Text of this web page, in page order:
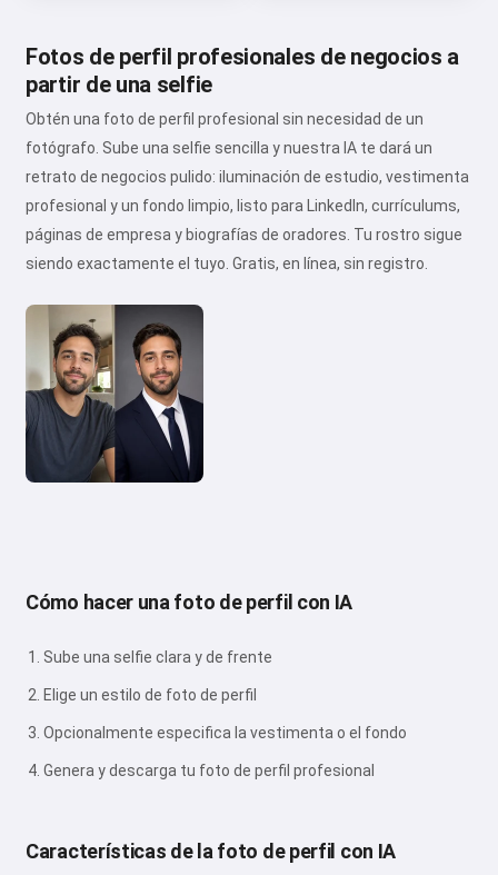
Fotos de perfil profesionales de negocios a
partir de una selfie
Obtén una foto de perfil profesional sin necesidad de un
fotógrafo. Sube una selfie sencilla y nuestra IA te dará un
retrato de negocios pulido: iluminación de estudio, vestimenta
profesional y un fondo limpio, listo para LinkedIn, currículums,
páginas de empresa y biografías de oradores. Tu rostro sigue
siendo exactamente el tuyo. Gratis, en línea, sin registro.
Cómo hacer una foto de perfil con IA
Sube una selfie clara y de frente
Elige un estilo de foto de perfil
Opcionalmente especifica la vestimenta o el fondo
Genera y descarga tu foto de perfil profesional
Características de la foto de perfil con IA